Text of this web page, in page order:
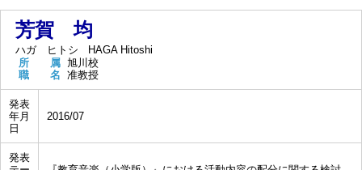
芳賀 均
ハガ ヒトシ
HAGA Hitoshi
所 属 旭川校
職 名 准教授
発表
年月
日
2016/07
発表